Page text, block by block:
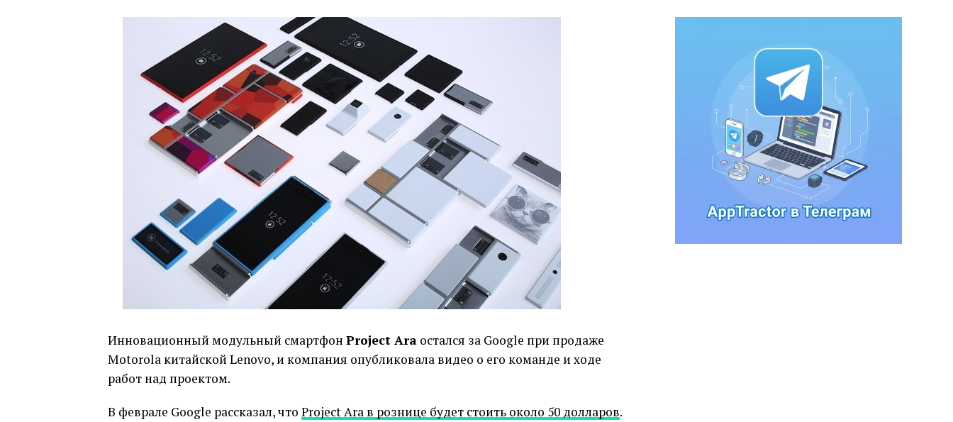
Инновационный модульный смартфон Project Ara остался за Google при продаже
Motorola китайской Lenovo, и компания опубликовала видео о его команде и ходе
работ над проектом.
В феврале Google рассказал, что Project Ara в рознице будет стоить около 50 долларов.